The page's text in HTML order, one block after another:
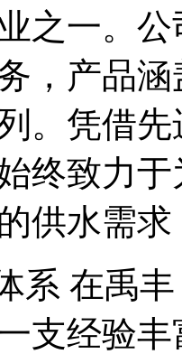
之一。
，产品
。凭借
终致力
供水需求
系 在禹
支经验